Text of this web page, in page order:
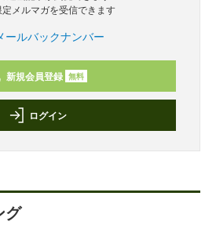
定メルマガを受信できます
ールバックナンバー
新規会員登録 無料
ログイン
グ